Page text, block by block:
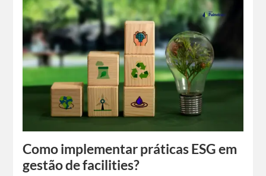
Como implementar práticas ESG em
gestão de facilities?